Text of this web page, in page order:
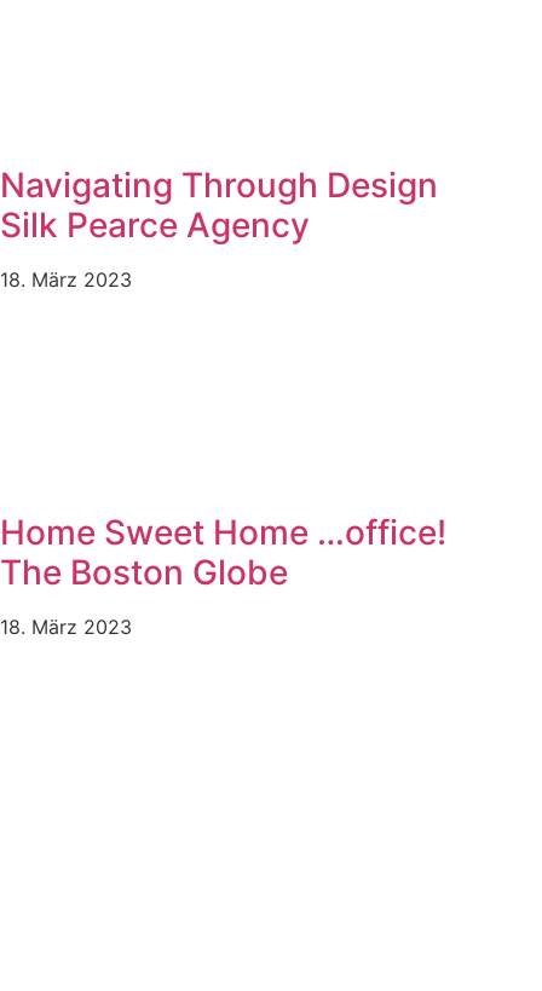
Navigating Through Design
Silk Pearce Agency
18. März 2023
Home Sweet Home …office!
The Boston Globe
18. März 2023